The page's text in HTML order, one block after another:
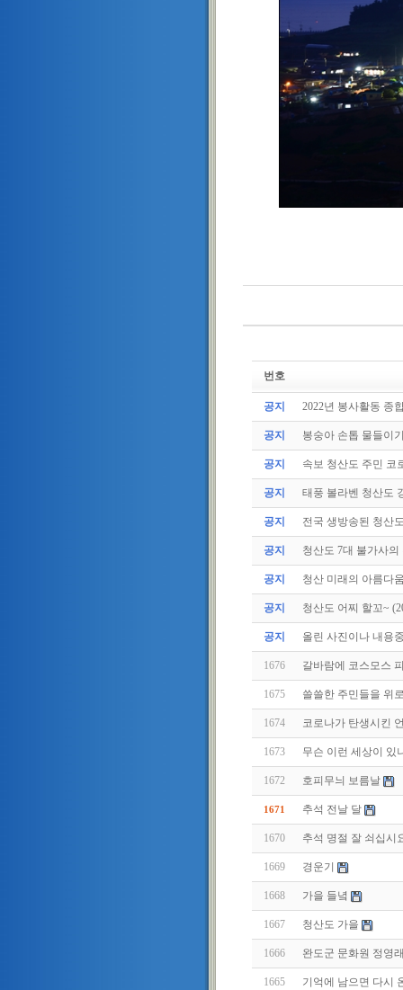
번호
공지 2022년 봉사활동 종
공지 봉숭아 손톱 물들이
공지 속보 청산도 주민 코
공지 태풍 볼라벤 청산도
공지 전국 생방송된 청산
공지 청산도 7대 불가사의
공지 청산 미래의 아름다
공지 청산도 어찌 할꼬~
공지 올린 사진이나 내용
1676 갈바람에 코스모스
1675 쓸쓸한 주민들을 위
1674 코로나가 탄생시킨
1673 무슨 이런 세상이 있
1672 호피무늬 보름날
1671 추석 전날 달
1670 추석 명절 잘 쇠십시
1669 경운기
1668 가을 들녘
1667 청산도 가을
1666 완도군 문화원 정영
1665 기억에 남으면 다시